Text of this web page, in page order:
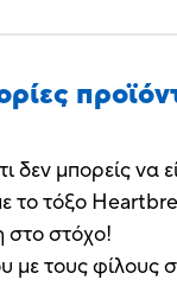
δεν μπορείς να
το τόξο
στο στόχο!
με τους φίλους